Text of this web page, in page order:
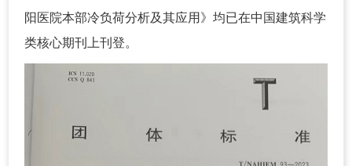
阳医院本部冷负荷分析及其应用》均已在中国建筑科学
类核心期刊上刊登。